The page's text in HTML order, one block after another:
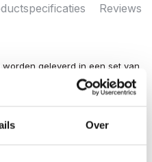
Over
Reviews
geleverd in een set van
handgeschilderd botanisch
beige basis is